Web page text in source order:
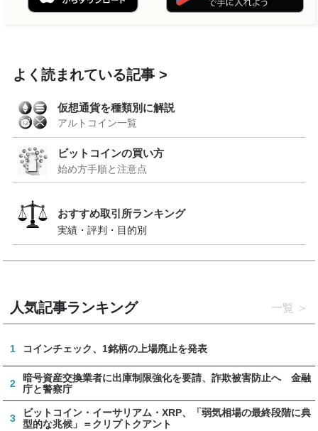
よく読まれている記事
仮想通貨を種類別に解説
アルトコイン一覧
ビットコインの買い方
始め方手順と注意点
おすすめ取引所ランキング
実績・評判・目的別
人気記事ランキング 一覧
1 コインチェック、1銘柄の上場廃止を発表
2
暗号資産交換業者に出庫制限強化を要請、詐欺被害防止へ 金融
庁と警察庁
3
ビットコイン・イーサリアム・XRP、「弱気相場の最終段階に典
型的な兆候」＝クリプトクアント